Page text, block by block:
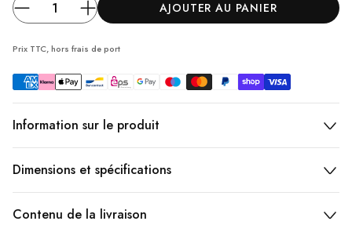
AJOUTER AU PANIER
Prix TTC, hors frais de port
Information sur le produit
Dimensions et spécifications
Contenu de la livraison